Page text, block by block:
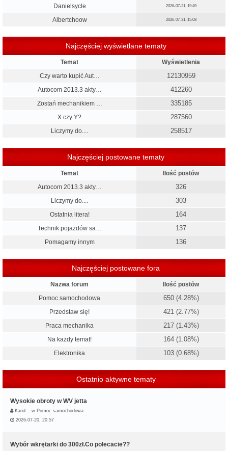
Danielsycle 2026-07-31, 19:49
Albertchoow 2026-07-31, 15:08
Najczęściej wyświetlane tematy
Temat
Wyświetlenia
Czy warto kupić Aut…
12130959
Autocom 2013.3 akty… 412260
Zostań mechanikiem … 335185
X czy Y? 287560
Liczymy do.... 258517
Najczęściej postowane tematy
Temat
Ilość postów
Autocom 2013.3 akty…
326
Liczymy do.... 303
Ostatnia litera! 164
Technik pojazdów sa… 137
Pomagamy innym 136
Najczęściej postowane fora
Nazwa forum
Ilość postów
Pomoc samochodowa
650 (4.28%)
Przedstaw się! 421 (2.77%)
Praca mechanika 217 (1.43%)
Na każdy temat! 164 (1.08%)
Elektronika 103 (0.68%)
Ostatnio aktywne tematy
Wysokie obroty w WV jetta
Karol… w Pomoc samochodowa
2026-07-20, 20:57
Wybór wkrętarki do 300zł.Co polecacie??